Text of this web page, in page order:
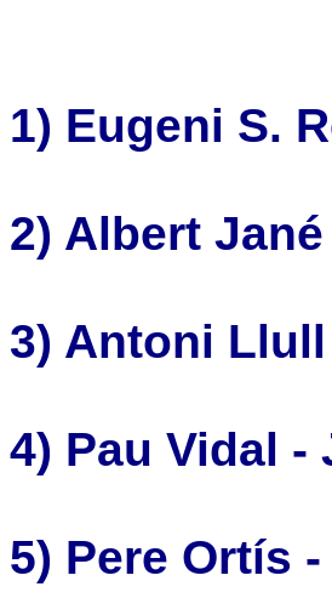
1) Eugeni S.
2) Albert Jané
3) Antoni Llull
4) Pau Vidal -
5) Pere Ortís